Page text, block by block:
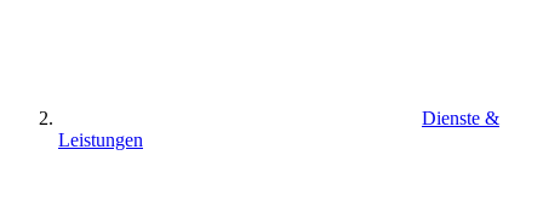
Dienste &
Leistungen